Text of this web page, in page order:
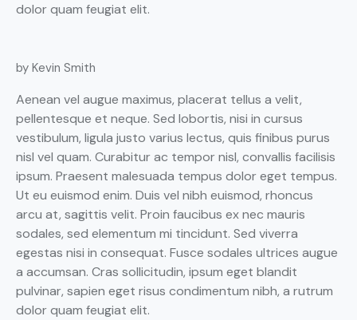
dolor quam feugiat elit.
by Kevin Smith
Aenean vel augue maximus, placerat tellus a velit,
pellentesque et neque. Sed lobortis, nisi in cursus
vestibulum, ligula justo varius lectus, quis finibus purus
nisl vel quam. Curabitur ac tempor nisl, convallis facilisis
ipsum. Praesent malesuada tempus dolor eget tempus.
Ut eu euismod enim. Duis vel nibh euismod, rhoncus
arcu at, sagittis velit. Proin faucibus ex nec mauris
sodales, sed elementum mi tincidunt. Sed viverra
egestas nisi in consequat. Fusce sodales ultrices augue
a accumsan. Cras sollicitudin, ipsum eget blandit
pulvinar, sapien eget risus condimentum nibh, a rutrum
dolor quam feugiat elit.